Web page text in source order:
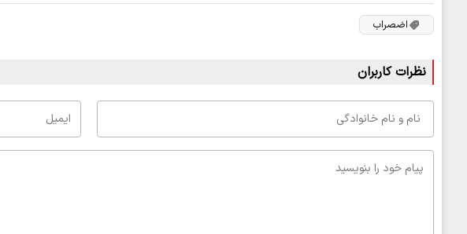
اضصراب
نظرات کاربران